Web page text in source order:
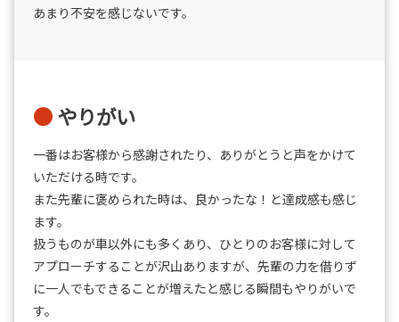
あまり不安を感じないです。
やりがい
一番はお客様から感謝されたり、ありがとうと声をかけて
いただける時です。
また先輩に褒められた時は、良かったな！と達成感も感じ
ます。
扱うものが車以外にも多くあり、ひとりのお客様に対して
アプローチすることが沢山ありますが、先輩の力を借りず
に一人でもできることが増えたと感じる瞬間もやりがいで
す。